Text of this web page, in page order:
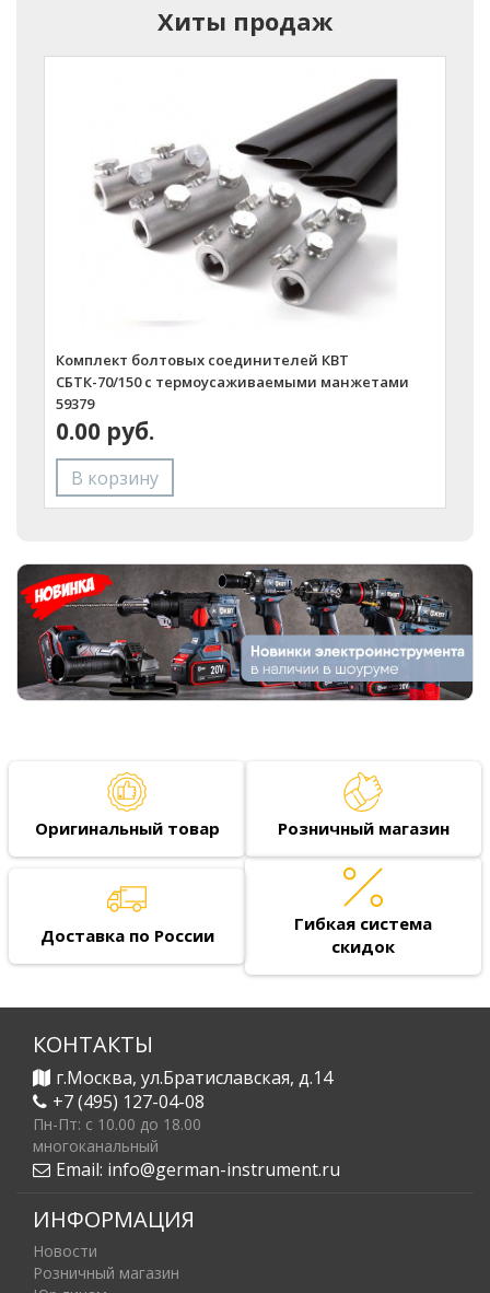
Хиты продаж
Комплект болтовых соединителей КВТ
СБТК-70/150 с термоусаживаемыми манжетами
59379
0.00 руб.
Оригинальный товар Розничный магазин
Доставка по России
Гибкая система
скидок
КОНТАКТЫ
г.Москва, ул.Братиславская, д.14
+7 (495) 127-04-08
Пн-Пт: c 10.00 до 18.00
многоканальный
Email: info@german-instrument.ru
ИНФОРМАЦИЯ
Новости
Розничный магазин